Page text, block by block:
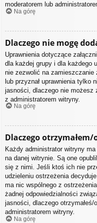
moderatorem lub
Na górę
Dlaczego nie mogę
Uprawnienia dotyczące
dla każdej grupy i dla każdego
nie zezwolić na zamieszczanie
lub przyznał uprawnienia tylko
jasności, dlaczego nie możesz
z administratorem witryny.
Na górę
Dlaczego
Każdy administrator witryny
na danej witrynie. Są one
się z nimi. Jeśli ktoś ich nie
udzieleniu ostrzeżenia
ma nic wspólnego z
żadnej odpowiedzialności
jasności, dlaczego
administratorem witryny.
Na górę